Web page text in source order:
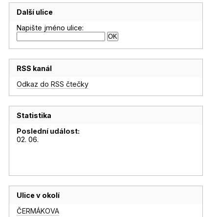
Další ulice
Napište jméno ulice:
RSS kanál
Odkaz do RSS čtečky
Statistika
Poslední událost:
02. 06.
Ulice v okolí
ČERMÁKOVA